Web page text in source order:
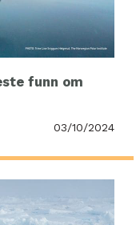
funn om
03/10/2024